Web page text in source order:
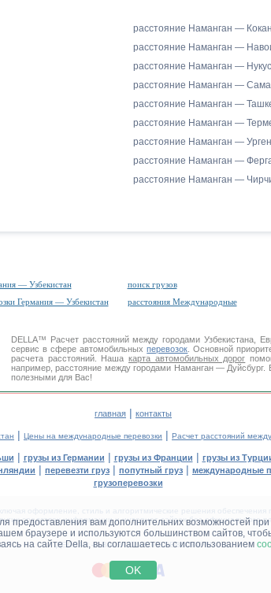
предоставления вам дополнительних возможностей
браузере и используются большинством сайтов,
на сайте Della, вы соглашаетесь с использованием
OK
расстояние Наманган —
расстояние Наманган —
расстояние Наманган — Нукус
расстояние Наманган —
расстояние Наманган —
расстояние Наманган —
расстояние Наманган —
расстояние Наманган —
расстояние Наманган —
— Узбекистан
поиск грузов
Германия — Узбекистан расстояния Международные
DELLA™ Расчет расстояниймежду городами Узбекистана,
сервис в сфере автомобильныхперевозок . Основной
расчета расстояний. Наша карта автомобильных дорог
например, расстояние между городами Наманган —
полезными для Вас!
главная | контакты
| Цены на международные перевозки | Расчет расстояний
| грузы из Германии | грузы из Франции | грузы из
| перевезти груз | попутный груз | международные
грузоперевозки
оформление, стиль и алгоритмические решения обеспечения
средствах информации и интернет-сайтах без официального
ДЕЛЛА® —ВАШИГРУЗОПЕРЕВОЗКИ™!